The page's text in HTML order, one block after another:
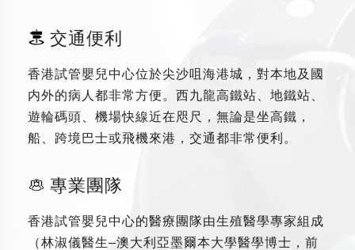
交通便利
香港試管嬰兒中心位於尖沙咀海港城，對本地及國
内外的病人都非常方便。西九龍高鐵站、地鐵站、
遊輪碼頭、機場快線近在咫尺，無論是坐高鐵，
船、跨境巴士或飛機來港，交通都非常便利。
專業團隊
香港試管嬰兒中心的醫療團隊由生殖醫學專家組成
（林淑儀醫生–澳大利亞墨爾本大學醫學博士，前